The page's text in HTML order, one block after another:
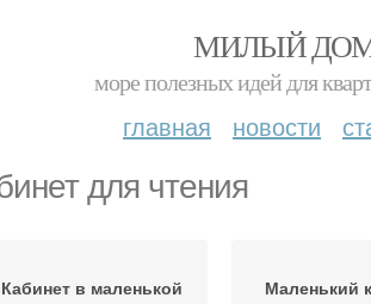
МИЛЫЙ
море полезных идей для
главная новости
для чтения
Кабинет в маленькой Маленький